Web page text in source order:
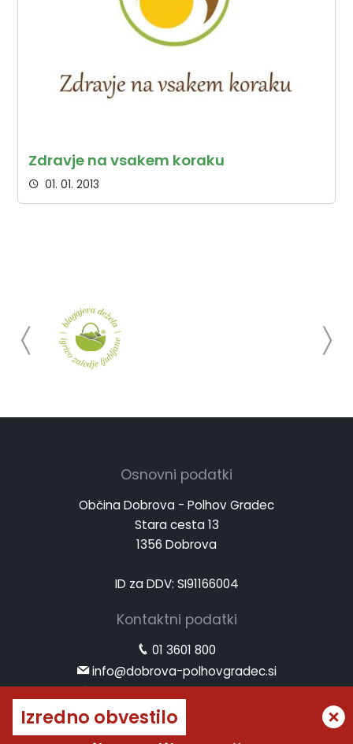
Zdravje na vsakem koraku
01. 01. 2013
Izredno obvestilo
Osnovni podatki
Občina Dobrova - Polhov Gradec
Stara cesta 13
1356 Dobrova
ID za DDV: SI91166004
Kontaktni podatki
01 3601 800
info@dobrova-polhovgradec.si
Uradne ure